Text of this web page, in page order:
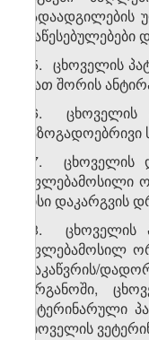
დაწესებულებები
15. ცხოველის
(მათ შორის
16. ცხოველის
საზოგადოებრივი
17. ცხოველის
უფლებამოსილი
მისი დაკარგვის
18. ცხოველის
უფლებამოსილ
დაკაწვრის/
ორგანოში,
ვეტერინარული
ცხოველის